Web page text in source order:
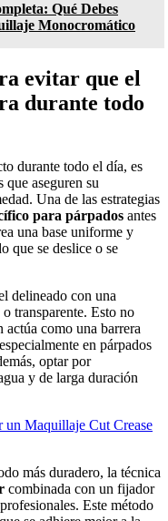
Qué Debes
Monocromático
evitar que el
durante todo
durante todo el día, es
aseguren su
Una de las estrategias
para párpados antes
una base uniforme y
que se deslice o se
delineado con una
transparente. Esto no
como una barrera
en párpados
optar por
y de larga duración
un Maquillaje Cut Crease
más duradero, la técnica
combinada con un fijador
Este método